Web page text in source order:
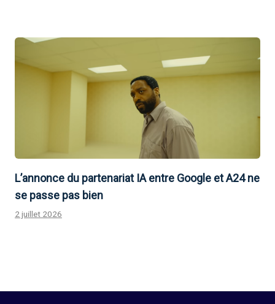
L’annonce du partenariat IA entre Google et A24 ne
se passe pas bien
2 juillet 2026